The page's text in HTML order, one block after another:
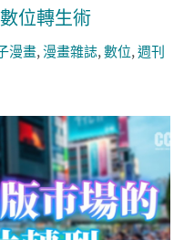
位轉生術
漫畫,漫畫雜誌,數位,週刊